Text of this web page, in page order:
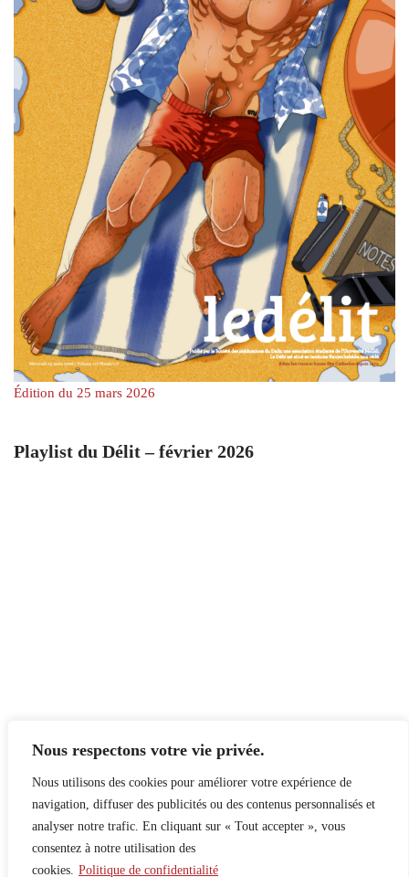
Nous respectons votre vie privée.
Nous utilisons des cookies pour améliorer votre expérience de
navigation, diffuser des publicités ou des contenus personnalisés et
analyser notre trafic. En cliquant sur « Tout accepter », vous
consentez à notre utilisation des
cookies. Politique de confidentialité
Édition du 25 mars 2026
Playlist du Délit – février 2026